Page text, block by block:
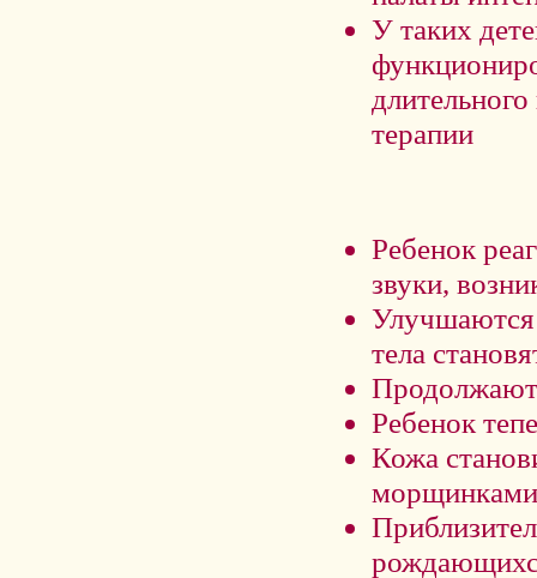
У таких
терапии
Ребенок
звуки,
Улучшаются
тела
Продолжают
Ребенок
Кожа